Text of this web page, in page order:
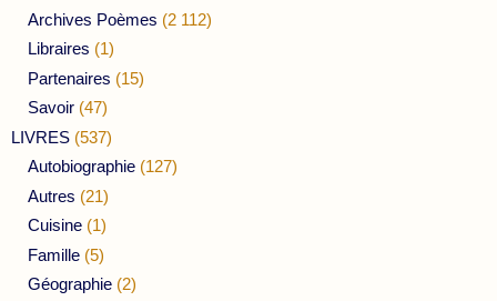
Archives Poèmes (2 112)
Libraires (1)
Partenaires (15)
Savoir (47)
LIVRES (537)
Autobiographie (127)
Autres (21)
Cuisine (1)
Famille (5)
Géographie (2)